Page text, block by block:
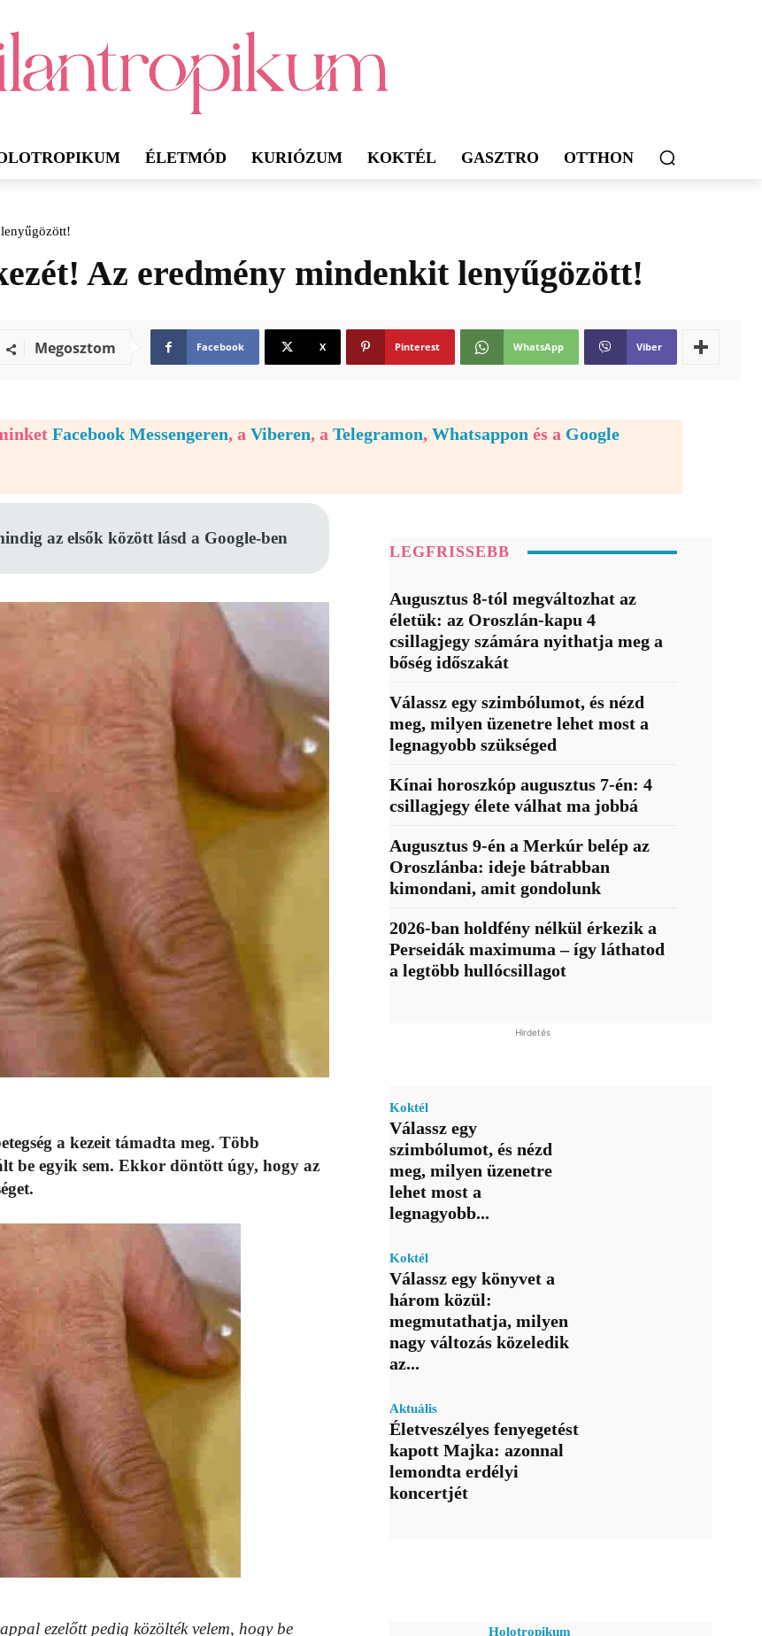
ÉLETMÓD KURIÓZUM KOKTÉL GASZTRO OTTHON
Az eredmény mindenkit lenyűgözött!
Megosztom Facebook X Pinterest WhatsApp Viber
Facebook Messengeren, a Viberen, a Telegramon, Whatsappon és a Google
az elsők között lásd a Google-ben
a kezeit támadta meg. Több
be egyik sem. Ekkor döntött úgy, hogy az
ezelőtt pedig közölték velem, hogy be
LEGFRISSEBB
Augusztus 8-tól megváltozhat az
életük: az Oroszlán-kapu 4
csillagjegy számára nyithatja meg a
bőség időszakát
Válassz egy szimbólumot, és nézd
meg, milyen üzenetre lehet most a
legnagyobb szükséged
Kínai horoszkóp augusztus 7-én: 4
csillagjegy élete válhat ma jobbá
Augusztus 9-én a Merkúr belép az
Oroszlánba: ideje bátrabban
kimondani, amit gondolunk
2026-ban holdfény nélkül érkezik a
Perseidák maximuma – így láthatod
a legtöbb hullócsillagot
Hirdetés
Koktél
Válassz egy
szimbólumot, és nézd
meg, milyen üzenetre
lehet most a
legnagyobb...
Koktél
Válassz egy könyvet a
három közül:
megmutathatja, milyen
nagy változás közeledik
az...
Aktuális
Életveszélyes fenyegetést
kapott Majka: azonnal
lemondta erdélyi
koncertjét
Holotropikum